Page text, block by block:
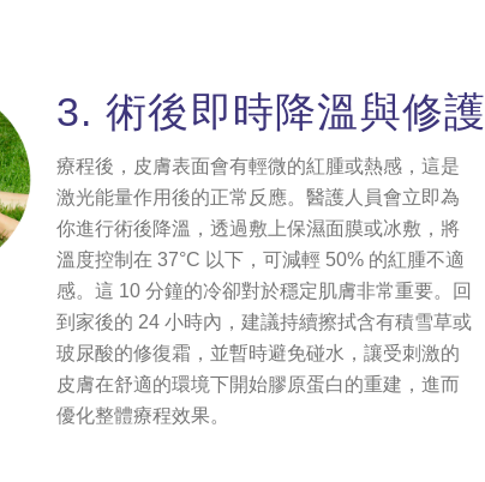
3. 術後即時降溫與修護
療程後，皮膚表面會有輕微的紅腫或熱感，這是
激光能量作用後的正常反應。醫護人員會立即為
你進行術後降溫，透過敷上保濕面膜或冰敷，將
溫度控制在 37°C 以下，可減輕 50% 的紅腫不適
感。這 10 分鐘的冷卻對於穩定肌膚非常重要。回
到家後的 24 小時內，建議持續擦拭含有積雪草或
玻尿酸的修復霜，並暫時避免碰水，讓受刺激的
皮膚在舒適的環境下開始膠原蛋白的重建，進而
優化整體療程效果。